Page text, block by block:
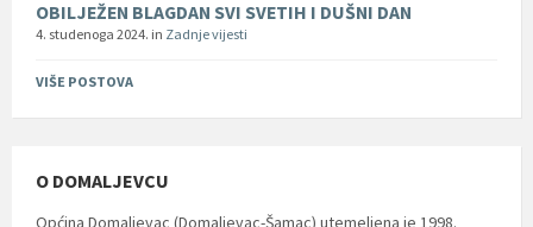
OBILJEŽEN BLAGDAN SVI SVETIH I DUŠNI DAN
4. studenoga 2024. in Zadnje vijesti
VIŠE POSTOVA
O DOMALJEVCU
Općina Domaljevac (Domaljevac-Šamac) utemeljena je 1998.